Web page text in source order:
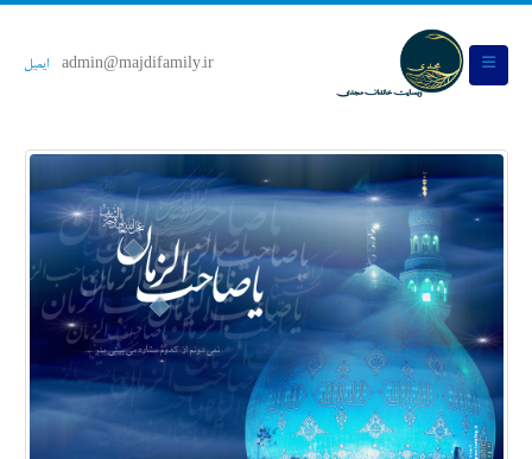
admin@majdifamily.ir ایمیل